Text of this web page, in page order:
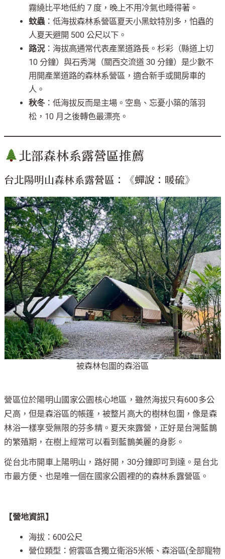
霧繞比平地低約 7 度，晚上不用冷氣也睡得著。
蚊蟲 ：低海拔森林系營區夏天小黑蚊特別多，怕蟲的
人夏天避開 500 公尺以下。
路況：海拔高通常代表產業道路長。杉彩（縣道上切
10 分鐘）與石秀灣（關西交流道 30 分鐘）是少數不
用開產業道路的森林系營區，適合新手或開房車的
人。
秋冬：低海拔反而是主場。空島、忘憂小築的落羽
松，10 月之後轉色最漂亮。
北部森林系露營區推薦
台北陽明山森林系露營區：《蟬說：暖硫》
被森林包圍的森浴區
營區位於陽明山國家公園核心地區，雖然海拔只有600多公
尺高，但是森浴區的帳篷，被整片高大的樹林包圍，像是森
林浴一樣享受無限的芬多精。夏天來露營，正好是台灣藍鵲
的繁殖期，在樹上經常可以看到藍鵲美麗的身影。
從台北市開車上陽明山，路好開，30分鐘即可到達。是台北
市最方便、也是唯一個在國家公園裡的的森林系露營區。
【營地資訊】
海拔：600公尺
營位類型：俯雲區含獨立衛浴5米帳、森浴區(全部寵物